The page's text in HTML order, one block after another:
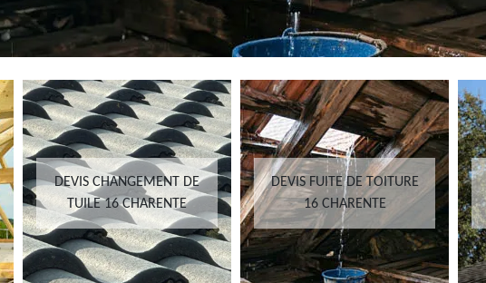
DEVIS CHANGEMENT DE
TUILE 16 CHARENTE
DEVIS FUITE DE TOITURE
16 CHARENTE